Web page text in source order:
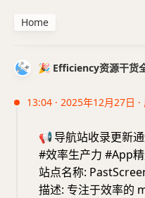
🎉 Efficiency资源干货
13:04 · 2025年12月27日 ·
📢导航站收录更新通
#效率生产力 #App
站点名称:
描述: 专注于效率的
Home